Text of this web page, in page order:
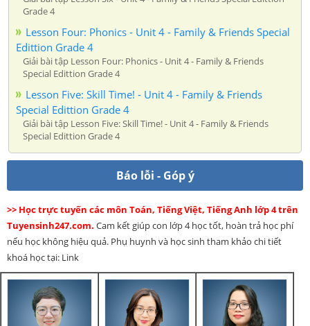
Grade 4
Lesson Four: Phonics - Unit 4 - Family & Friends Special
Edittion Grade 4
Giải bài tập Lesson Four: Phonics - Unit 4 - Family & Friends
Special Edittion Grade 4
Lesson Five: Skill Time! - Unit 4 - Family & Friends
Special Edittion Grade 4
Giải bài tập Lesson Five: Skill Time! - Unit 4 - Family & Friends
Special Edittion Grade 4
Báo lỗi - Góp ý
>> Học trực tuyến các môn Toán, Tiếng Việt, Tiếng Anh lớp 4 trên
Tuyensinh247.com. Cam kết giúp con lớp 4 học tốt, hoàn trả học phí
nếu học không hiệu quả. Phụ huynh và học sinh tham khảo chi tiết
khoá học tại: Link